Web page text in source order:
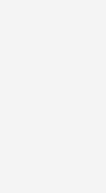
lotgenotencontact